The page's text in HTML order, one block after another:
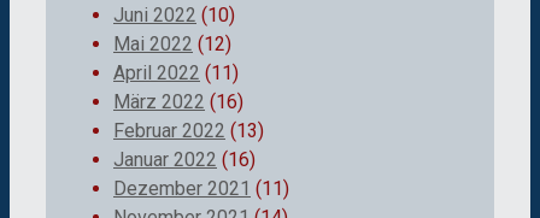
Juni 2022 (10)
Mai 2022 (12)
April 2022 (11)
März 2022 (16)
Februar 2022 (13)
Januar 2022 (16)
Dezember 2021 (11)